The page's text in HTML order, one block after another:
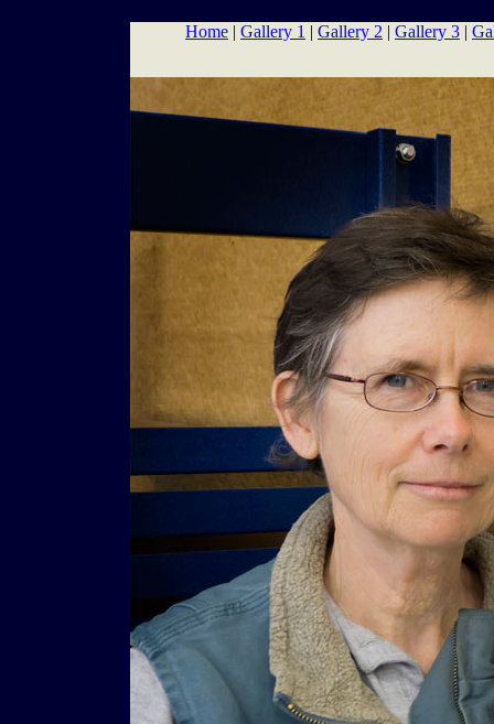
Home | Gallery 1 | Gallery 2 | Gallery 3 |